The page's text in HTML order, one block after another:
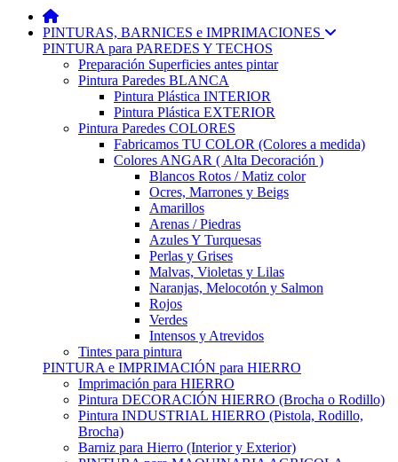
PINTURAS, BARNICES e IMPRIMACIONES
PINTURA para PAREDES Y TECHOS
Preparación Superficies antes pintar
Pintura Paredes BLANCA
Pintura Plástica INTERIOR
Pintura Plástica EXTERIOR
Pintura Paredes COLORES
Fabricamos TU COLOR (Colores a medida)
Colores ANGAR ( Alta Decoración )
Blancos Rotos / Matiz color
Ocres, Marrones y Beigs
Amarillos
Arenas / Piedras
Azules Y Turquesas
Perlas y Grises
Malvas, Violetas y Lilas
Naranjas, Melocotón y Salmon
Rojos
Verdes
Intensos y Atrevidos
Tintes para pintura
PINTURA e IMPRIMACIÓN para HIERRO
Imprimación para HIERRO
Pintura DECORACIÓN HIERRO (Brocha o Rodillo)
Pintura INDUSTRIAL HIERRO (Pistola, Rodillo,
Brocha)
Barniz para Hierro (Interior y Exterior)